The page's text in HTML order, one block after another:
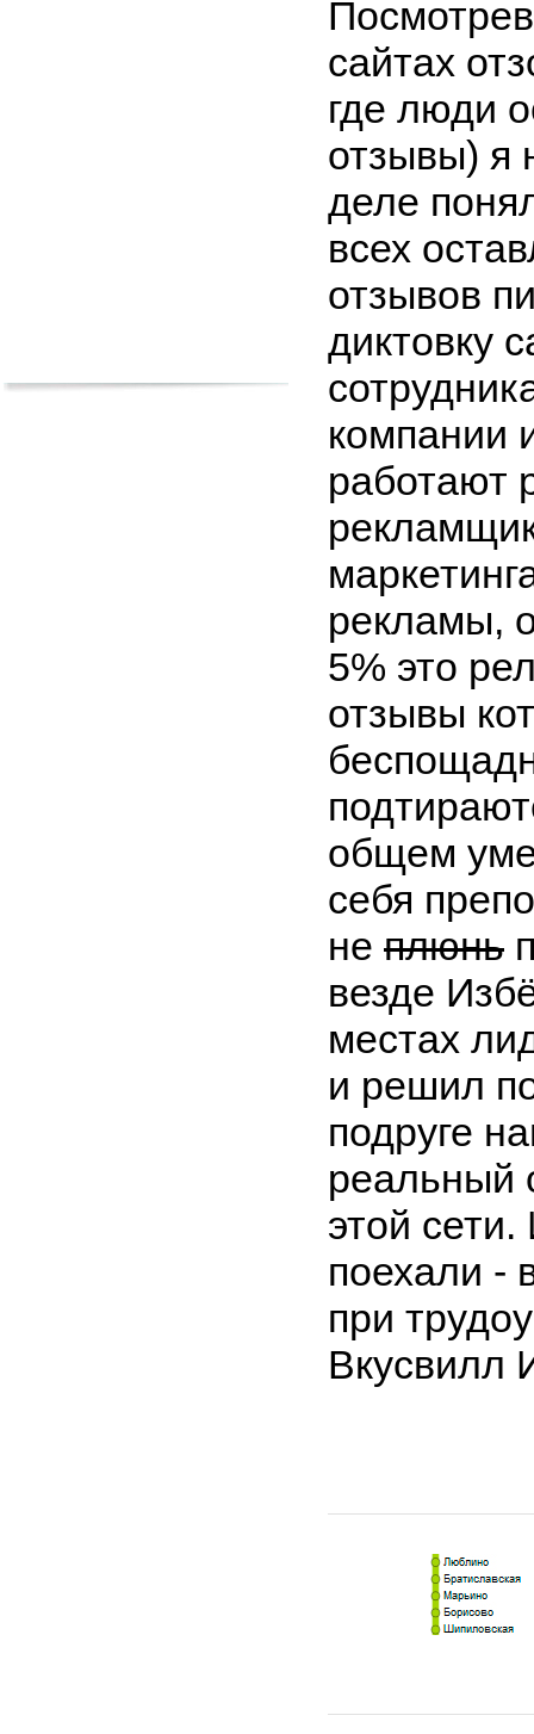
сайтах
где люди
отзывы) я
деле
всех
отзывов
диктовку
компании
работают
рекламы,
5% это
отзывы
общем
себя
не плюнь
везде
местах
и решил
подруге
реальный
этой сети.
поехали -
при
Вкусвилл